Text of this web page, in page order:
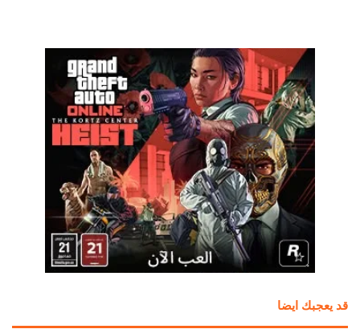
قد يعجبك ايضا